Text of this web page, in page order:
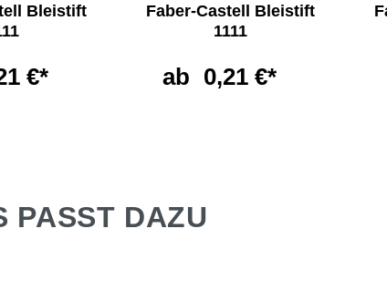
Bleistift
€*
Faber-Castell Bleistift
1111
ab 0,21 €*
PASST DAZU